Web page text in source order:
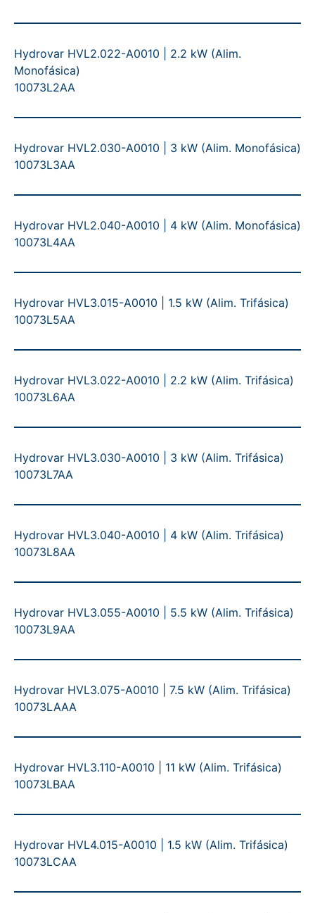
Hydrovar HVL2.022-A0010 | 2.2 kW (Alim.
Monofásica)
10073L2AA
Hydrovar HVL2.030-A0010 | 3 kW (Alim. Monofásica)
10073L3AA
Hydrovar HVL2.040-A0010 | 4 kW (Alim. Monofásica)
10073L4AA
Hydrovar HVL3.015-A0010 | 1.5 kW (Alim. Trifásica)
10073L5AA
Hydrovar HVL3.022-A0010 | 2.2 kW (Alim. Trifásica)
10073L6AA
Hydrovar HVL3.030-A0010 | 3 kW (Alim. Trifásica)
10073L7AA
Hydrovar HVL3.040-A0010 | 4 kW (Alim. Trifásica)
10073L8AA
Hydrovar HVL3.055-A0010 | 5.5 kW (Alim. Trifásica)
10073L9AA
Hydrovar HVL3.075-A0010 | 7.5 kW (Alim. Trifásica)
10073LAAA
Hydrovar HVL3.110-A0010 | 11 kW (Alim. Trifásica)
10073LBAA
Hydrovar HVL4.015-A0010 | 1.5 kW (Alim. Trifásica)
10073LCAA